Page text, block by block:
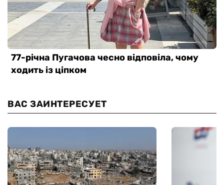
ВАС ЗАИНТЕРЕСУЕТ